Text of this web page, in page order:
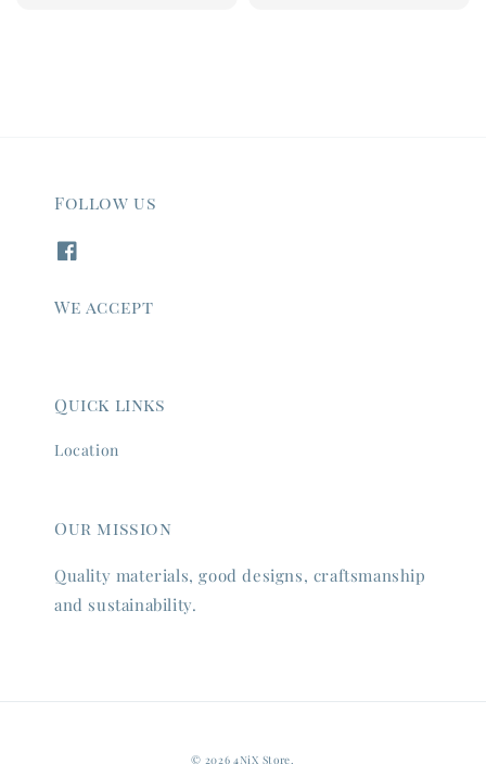
Follow us
We accept
Quick links
Location
Our mission
Quality materials, good designs, craftsmanship
and sustainability.
© 2026 4NiX Store.